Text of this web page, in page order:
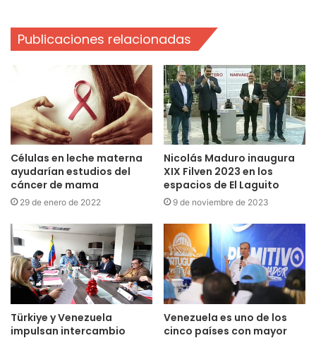
Publicaciones relacionadas
Células en leche materna
ayudarían estudios del
cáncer de mama
29 de enero de 2022
Nicolás Maduro inaugura
XIX Filven 2023 en los
espacios de El Laguito
9 de noviembre de 2023
Türkiye y Venezuela
impulsan intercambio
Venezuela es uno de los
cinco países con mayor